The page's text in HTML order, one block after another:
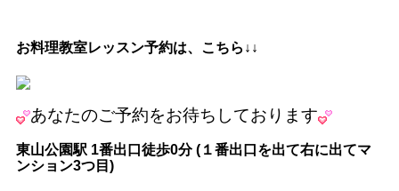
お料理教室レッスン予約は、こちら↓↓
あなたのご予約をお待ちしております
東山公園駅 1番出口徒歩0分 ( １番出口を出て右に出てマ
ンション3つ目)